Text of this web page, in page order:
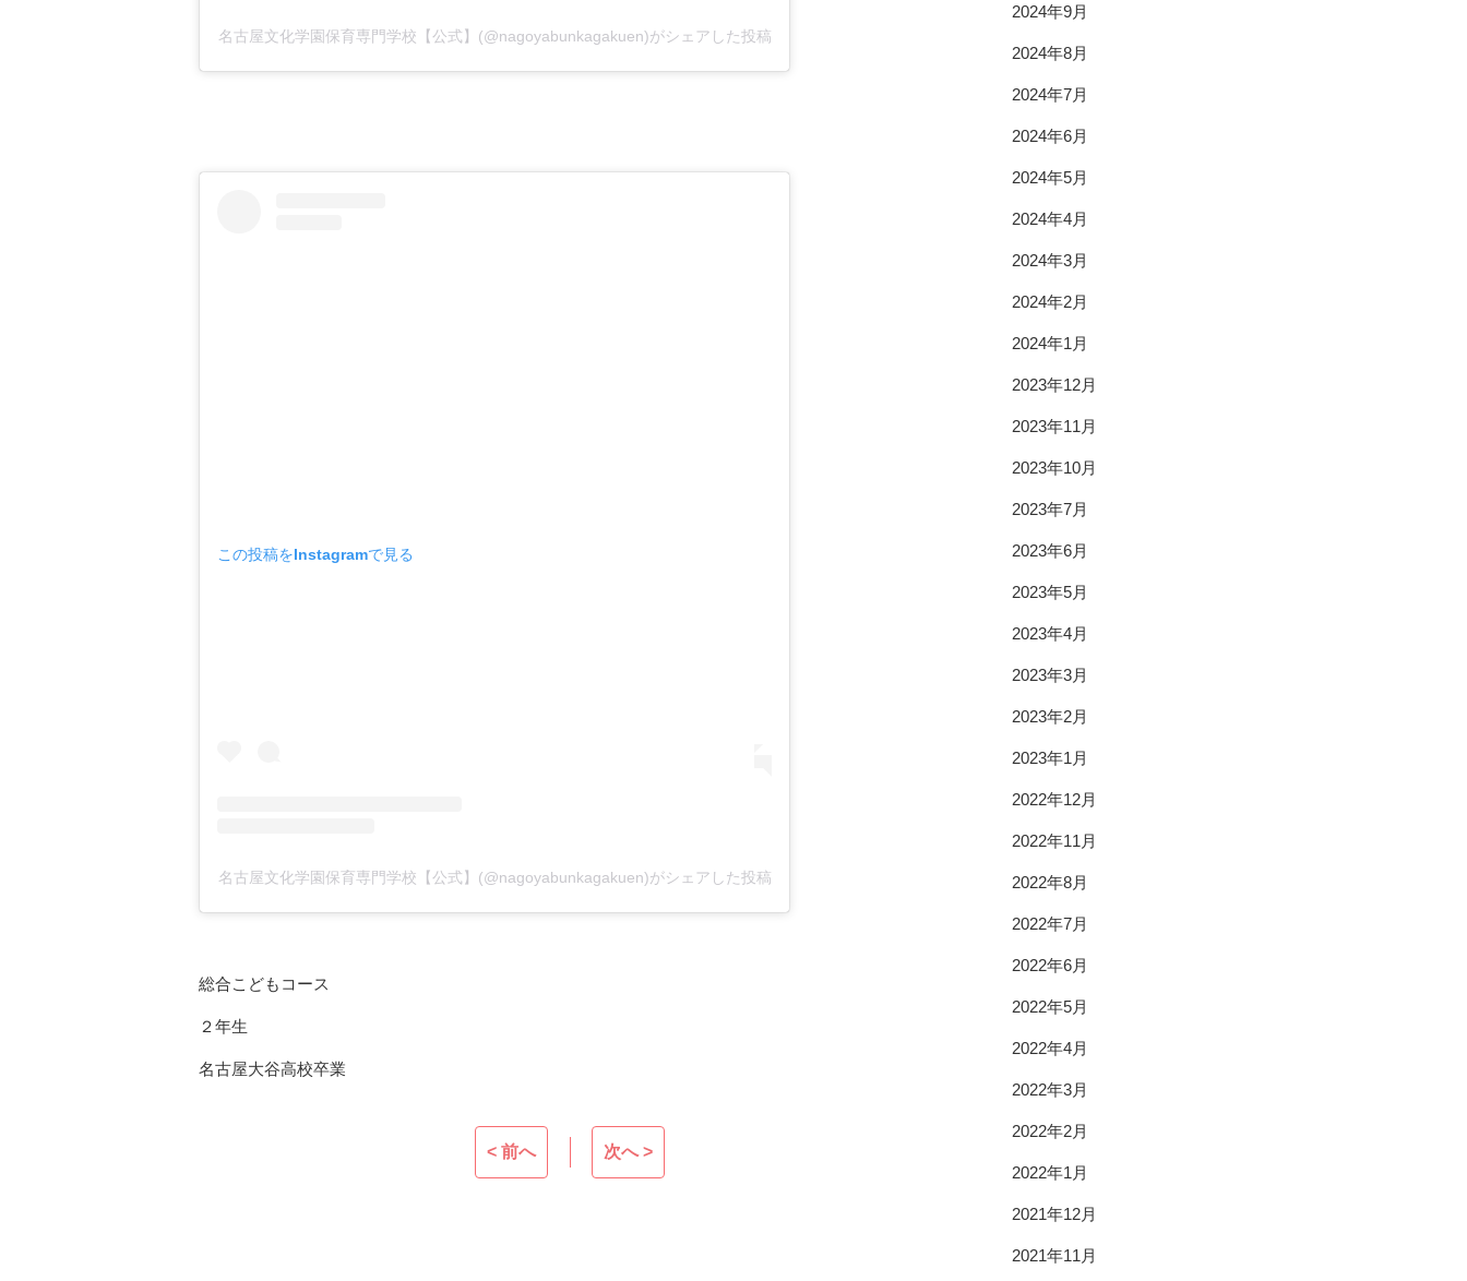
名古屋文化学園保育専門学校【公式】(@nagoyabunkagakuen)がシェアした投稿
この投稿をInstagramで見る
名古屋文化学園保育専門学校【公式】(@nagoyabunkagakuen)がシェアした投稿
総合こどもコース
２年生
名古屋大谷高校卒業
< 前へ 次へ >
2024年9月
2024年8月
2024年7月
2024年6月
2024年5月
2024年4月
2024年3月
2024年2月
2024年1月
2023年12月
2023年11月
2023年10月
2023年7月
2023年6月
2023年5月
2023年4月
2023年3月
2023年2月
2023年1月
2022年12月
2022年11月
2022年8月
2022年7月
2022年6月
2022年5月
2022年4月
2022年3月
2022年2月
2022年1月
2021年12月
2021年11月